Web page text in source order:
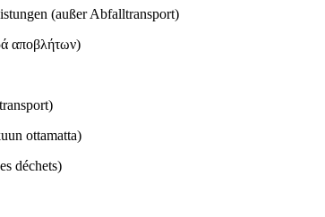
(außer Abfalltransport)
αποβλήτων)
ottamatta)
déchets)